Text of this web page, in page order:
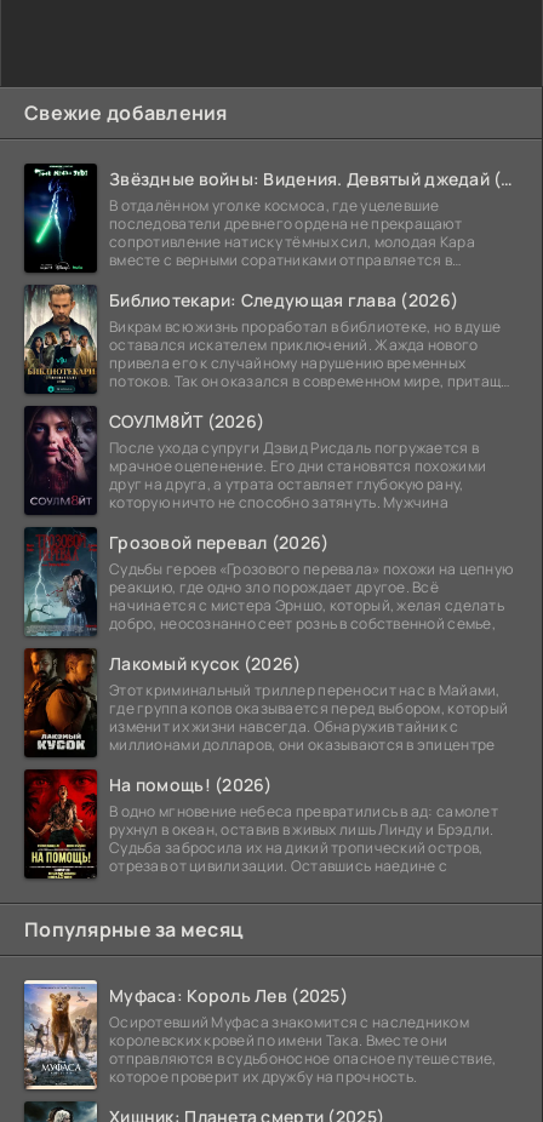
Свежие добавления
Звёздные войны: Видения. Девятый джедай (2026)
В отдалённом уголке космоса, где уцелевшие
последователи древнего ордена не прекращают
сопротивление натиску тёмных сил, молодая Кара
вместе с верными соратниками отправляется в
Библиотекари: Следующая глава (2026)
Викрам всю жизнь проработал в библиотеке, но в душе
оставался искателем приключений. Жажда нового
привела его к случайному нарушению временных
потоков. Так он оказался в современном мире, притащив
СОУЛМ8ЙТ (2026)
После ухода супруги Дэвид Рисдаль погружается в
мрачное оцепенение. Его дни становятся похожими
друг на друга, а утрата оставляет глубокую рану,
которую ничто не способно затянуть. Мужчина
Грозовой перевал (2026)
Судьбы героев «Грозового перевала» похожи на цепную
реакцию, где одно зло порождает другое. Всё
начинается с мистера Эрншо, который, желая сделать
добро, неосознанно сеет рознь в собственной семье,
Лакомый кусок (2026)
Этот криминальный триллер переносит нас в Майами,
где группа копов оказывается перед выбором, который
изменит их жизни навсегда. Обнаружив тайник с
миллионами долларов, они оказываются в эпицентре
На помощь! (2026)
В одно мгновение небеса превратились в ад: самолет
рухнул в океан, оставив в живых лишь Линду и Брэдли.
Судьба забросила их на дикий тропический остров,
отрезав от цивилизации. Оставшись наедине с
Популярные за месяц
Муфаса: Король Лев (2025)
Осиротевший Муфаса знакомится с наследником
королевских кровей по имени Така. Вместе они
отправляются в судьбоносное опасное путешествие,
которое проверит их дружбу на прочность.
Хищник: Планета смерти (2025)